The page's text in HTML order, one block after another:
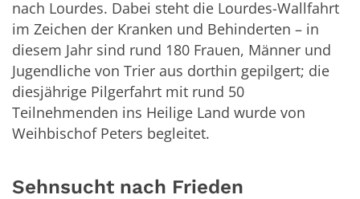
nach Lourdes. Dabei steht die Lourdes-Wallfahrt
im Zeichen der Kranken und Behinderten – in
diesem Jahr sind rund 180 Frauen, Männer und
Jugendliche von Trier aus dorthin gepilgert; die
diesjährige Pilgerfahrt mit rund 50
Teilnehmenden ins Heilige Land wurde von
Weihbischof Peters begleitet.
Sehnsucht nach Frieden